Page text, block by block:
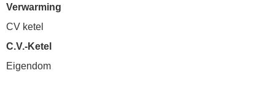
Verwarming
CV ketel
C.V.-Ketel
Eigendom